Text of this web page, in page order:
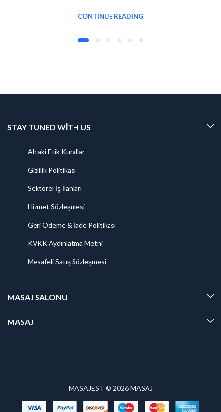
CONTINUE READING
STAY TUNED WITH US
Ahlaki Etik Kurallar
Gizlilik Politikası
Sektörel İş İlanları
Hizmet Sözleşmesi
Geri Ödeme & İade Politikası
KVKK Aydınlatma Metni
Mesafeli Satış Sözleşmesi
MASAJ SALONU
MASAJ
MASAJEST © 2026MASAJ